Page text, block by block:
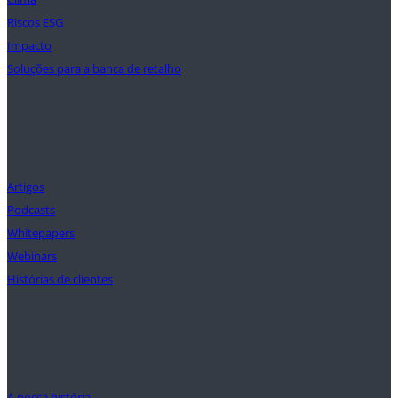
Riscos ESG
Impacto
Soluções para a banca de retalho
Artigos
Podcasts
Whitepapers
Webinars
Histórias de clientes